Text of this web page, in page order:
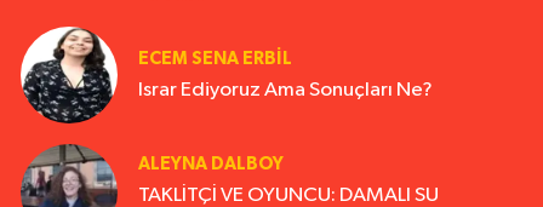
ECEM SENA ERBIL
Israr Ediyoruz Ama Sonuçları Ne?
ALEYNA DALBOY
TAKLİTÇİ VE OYUNCU: DAMALI SU